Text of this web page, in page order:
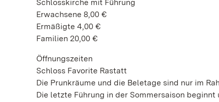
Schlosskirche mit Führung
Erwachsene 8,00 €
Ermäßigte 4,00 €
Familien 20,00 €
Öffnungszeiten
Schloss Favorite Rastatt
Die Prunkräume und die Beletage sind nur im
Die letzte Führung in der Sommersaison beginnt